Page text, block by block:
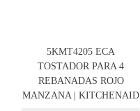
5KMT4205 ECA
TOSTADOR PARA 4
REBANADAS ROJO
MANZANA | KITCHENAID